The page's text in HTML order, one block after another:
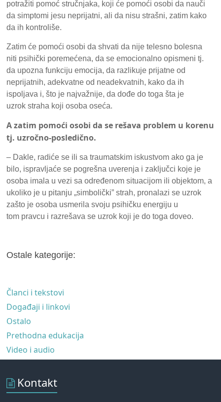
potražiti pomoć stručnjaka, koji će pomoći osobi da nauči
da simptomi jesu neprijatni, ali da nisu strašni, zatim kako
da ih kontroliše.
Zatim će pomoći osobi da shvati da nije telesno bolesna
niti psihički poremećena, da se emocionalno opismeni tj.
da upozna funkciju emocija, da razlikuje prijatne od
neprijatnih, adekvatne od neadekvatnih, kako da ih
ispoljava i, što je najvažnije, da dođe do toga šta je
uzrok straha koji osoba oseća.
A zatim pomoći osobi da se rešava problem u korenu
tj. uzročno-posledično.
– Dakle, radiće se ili sa traumatskim iskustvom ako ga je
bilo, ispravljaće se pogrešna uverenja i zaključci koje je
osoba imala u vezi sa određenom situacijom ili objektom, a
ukoliko je u pitanju „simbolički” strah, pronalazi se uzrok
zašto je osoba usmerila svoju psihičku energiju u
tom pravcu i razrešava se uzrok koji je do toga doveo.
Ostale kategorije:
Članci i tekstovi
Događaji i linkovi
Ostalo
Prethodna edukacija
Video i audio
Kontakt